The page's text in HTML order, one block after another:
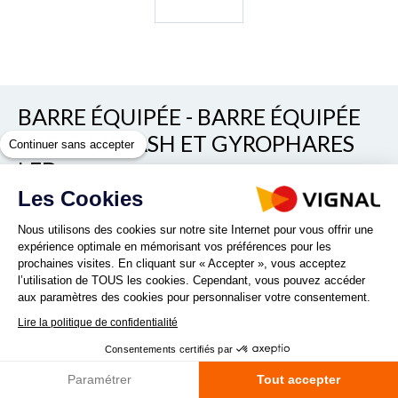
BARRE ÉQUIPÉE - BARRE ÉQUIPÉE
135 - TRIFLASH ET GYROPHARES
LED
barre équipée sur mesure ! Les + produits : Solution sur
mesure prête à être montée, compacte & légère ...
Continuer sans accepter
Les Cookies
Nous utilisons des cookies sur notre site Internet pour vous offrir une
expérience optimale en mémorisant vos préférences pour les
prochaines visites. En cliquant sur « Accepter », vous acceptez
l’utilisation de TOUS les cookies. Cependant, vous pouvez accéder
aux paramètres des cookies pour personnaliser votre consentement.
Lire la politique de confidentialité
Consentements certifiés par
Paramétrer Tout accepter